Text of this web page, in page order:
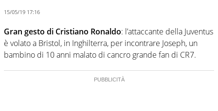
15/05/19 17:16
Gran gesto di Cristiano Ronaldo: l’attaccante della Juventus
è volato a Bristol, in Inghilterra, per incontrare Joseph, un
bambino di 10 anni malato di cancro grande fan di CR7.